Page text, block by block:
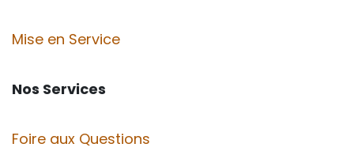
Mise en Service
Nos Services
Foire aux Questions